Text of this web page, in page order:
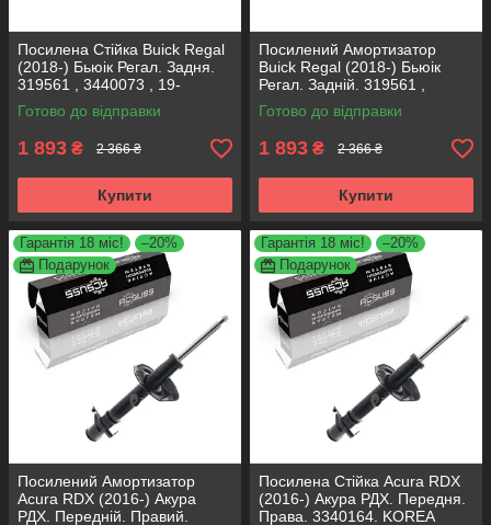
Посилена Стійка Buick Regal
(2018-) Бьюік Регал. Задня.
319561 , 3440073 , 19-
280615. KOREA Аксусс!
Готово до відправки
1 893 ₴ 2 366 ₴
Купити
Посилений Амортизатор
Buick Regal (2018-) Бьюік
Регал. Задній. 319561 ,
3440073 , 19-280615. KOREA
Аксусс!
Готово до відправки
1 893 ₴ 2 366 ₴
Купити
Гарантія 18 міс!
–20%
Подарунок
Посилений Амортизатор
Acura RDX (2016-) Акура
РДХ. Передній. Правий.
Гарантія 18 міс!
–20%
Подарунок
Посилена Стійка Acura RDX
(2016-) Акура РДХ. Передня.
Права. 3340164. KOREA